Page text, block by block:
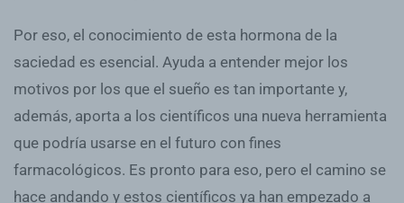
Por eso, el conocimiento de esta hormona de la
saciedad es esencial. Ayuda a entender mejor los
motivos por los que el sueño es tan importante y,
además, aporta a los científicos una nueva herramienta
que podría usarse en el futuro con fines
farmacológicos. Es pronto para eso, pero el camino se
hace andando y estos científicos ya han empezado a